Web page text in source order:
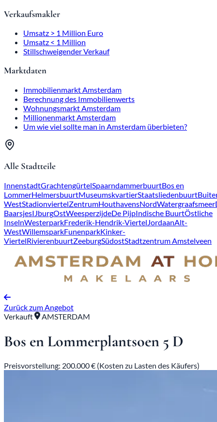
Verkaufsmakler
Umsatz > 1 Million Euro
Umsatz < 1 Million
Stillschweigender Verkauf
Marktdaten
Immobilienmarkt Amsterdam
Berechnung des Immobilienwerts
Wohnungsmarkt Amsterdam
Millionenmarkt Amsterdam
Um wie viel sollte man in Amsterdam überbieten?
Alle Stadtteile
InnenstadtGrachtengürtelSpaarndammerbuurtBos en
LommerHelmersbuurtMuseumskvartierStaatsliedenbuurt
WestStadionviertelZentrumHouthavensNordWatergraafsmeer
BaarsjesIJburgOstWeesperzijdeDe PijpIndische BuurtÖstliche
InselnWesterparkFrederik-Hendrik-ViertelJordaanAlt-
WestWillemsparkFunenparkKinker-
ViertelRivierenbuurtZeeburgSüdostStadtzentrum Amstelveen
Zurück zum Angebot
Verkauft
AMSTERDAM
Bos en Lommerplantsoen 5 D
Preisvorstellung: 200.000 € (Kosten zu Lasten des Käufers)